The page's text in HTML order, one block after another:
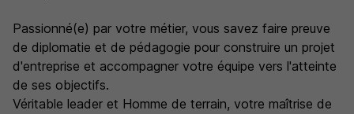
Passionné(e) par votre métier, vous savez faire preuve
de diplomatie et de pédagogie pour construire un projet
d'entreprise et accompagner votre équipe vers l'atteinte
de ses objectifs.
Véritable leader et Homme de terrain, votre maîtrise de